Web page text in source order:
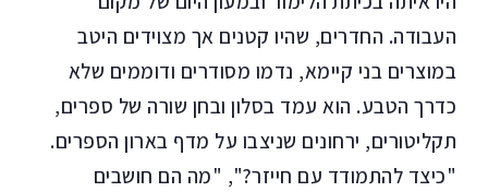
העבודה. החדרים, שהיו קטנים אך מצוידים היטב
במוצרים בני קיימא, נדמו מסודרים ודוממים שלא
כדרך הטבע. הוא עמד בסלון ובחן שורה של ספרים,
תקליטורים, ירחונים שניצבו על מדף בארון הספרים.
"כיצד להתמודד עם חייזר?", "מה הם חושבים